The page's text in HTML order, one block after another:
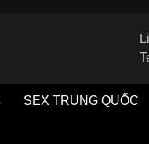
SEX TRUNG QUỐC